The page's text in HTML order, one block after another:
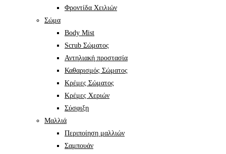
Φροντίδα Χειλιών
Σώμα
Body Mist
Scrub Σώματος
Αντηλιακή προστασία
Καθαρισμός Σώματος
Κρέμες Σώματος
Κρέμες Χεριών
Σύσφιξη
Mαλλιά
Περιποίηση μαλλιών
Σαμπουάν